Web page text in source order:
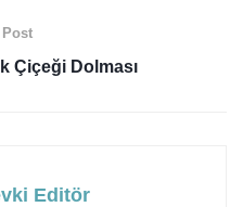
Post
Çiçeği Dolması
Editör